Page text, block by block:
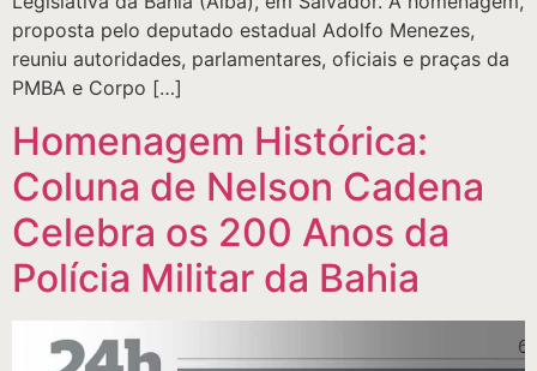
proposta pelo deputado estadual Adolfo Menezes,
reuniu autoridades, parlamentares, oficiais e praças da
PMBA e Corpo […]
Homenagem Histórica:
Coluna de Nelson Cadena
Celebra os 200 Anos da
Polícia Militar da Bahia